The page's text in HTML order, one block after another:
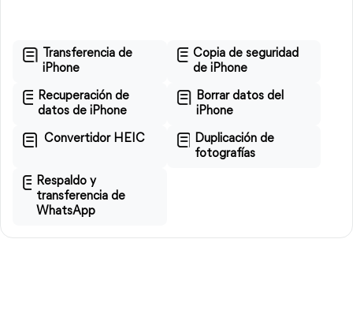
Transferencia de
iPhone
Copia de seguridad
de iPhone
Recuperación de
datos de iPhone
Borrar datos del
iPhone
Convertidor HEIC
Duplicación de
fotografías
Respaldo y
transferencia de
WhatsApp